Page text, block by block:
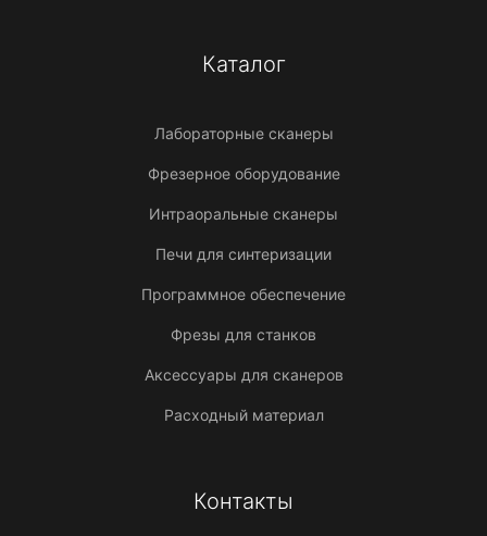
Каталог
Лабораторные сканеры
Фрезерное оборудование
Интраоральные сканеры
Печи для синтеризации
Программное обеспечение
Фрезы для станков
Аксессуары для сканеров
Расходный материал
Контакты